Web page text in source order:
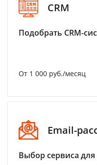
CRM
Подобрать CRM-
От 1 000 руб./месяц
Email-
Выбор сервиса